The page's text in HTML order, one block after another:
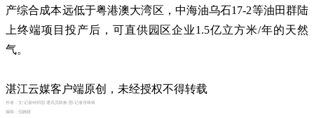
产综合成本远低于粤港澳大湾区，中海油乌石17-2等油田群陆
上终端项目投产后，可直供园区企业1.5亿立方米/年的天然
气。
湛江云媒客户端原创，未经授权不得转载
作者： 文/记者钟邦国 通讯员陈焕 图/记者张锋锋
编辑： 倪婉婧